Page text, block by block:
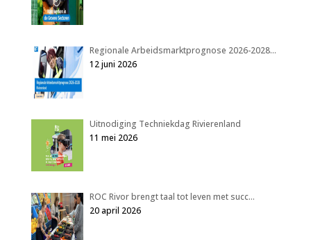
Regionale Arbeidsmarktprognose 2026-2028…
12 juni 2026
Uitnodiging Techniekdag Rivierenland
11 mei 2026
ROC Rivor brengt taal tot leven met succ…
20 april 2026